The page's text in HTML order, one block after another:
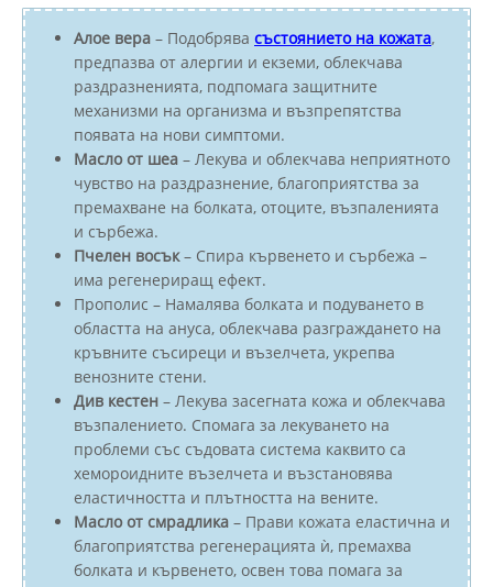
Алое вера – Подобрява състоянието на кожата,
предпазва от алергии и екземи, облекчава
раздразненията, подпомага защитните
механизми на организма и възпрепятства
появата на нови симптоми.
Масло от шеа – Лекува и облекчава неприятното
чувство на раздразнение, благоприятства за
премахване на болката, отоците, възпаленията
и сърбежа.
Пчелен восък– Спира кървенето и сърбежа –
има регенериращ ефект.
Прополис – Намалява болката и подуването в
областта на ануса, oблекчава разграждането на
кръвните съсиреци и възелчета, укрепва
венозните стени.
Див кестен – Лекува засегната кожа и облекчава
възпалението. Спомага за лекуването на
проблеми със съдовата система каквито са
хемороидните възелчета и възстановява
еластичността и плътността на вените.
Масло от смрадлика – Прави кожата еластична и
благоприятства регенерацията ѝ, премахва
болката и кървенето, освен това помага за